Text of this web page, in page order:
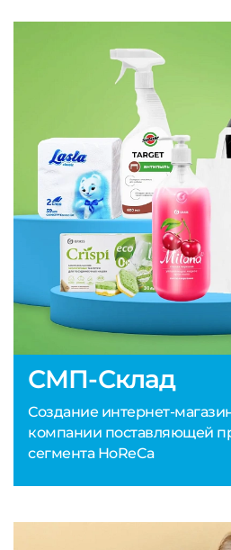
СМП-Склад
Создание интернет-
компании поставляющей
сегмента HoReCa